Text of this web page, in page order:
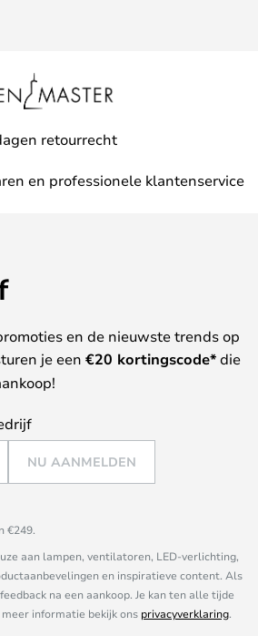
retourrecht
en professionele klantenservice
en de nieuwste trends op
je een €20 kortingscode*die
NU AANMELDEN
€249.
aan lampen, ventilatoren, LED-verlichting,
en inspiratieve content. Als
na een aankoop. Je kan ten alle tijde
informatie bekijk ons privacyverklaring.